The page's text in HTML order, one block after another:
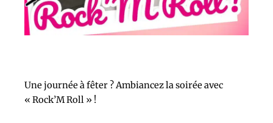
Une journée à fêter ? Ambiancez la soirée avec
« Rock’M Roll » !